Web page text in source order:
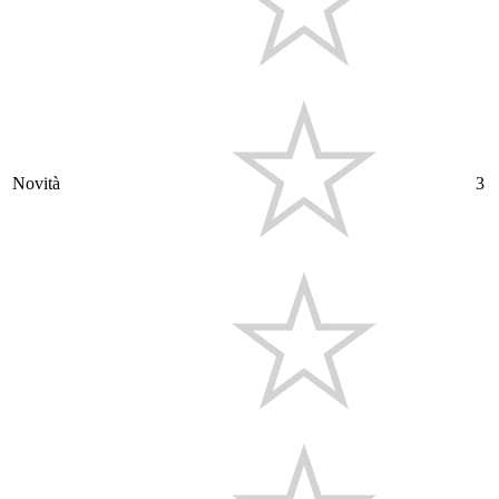
Novità 3